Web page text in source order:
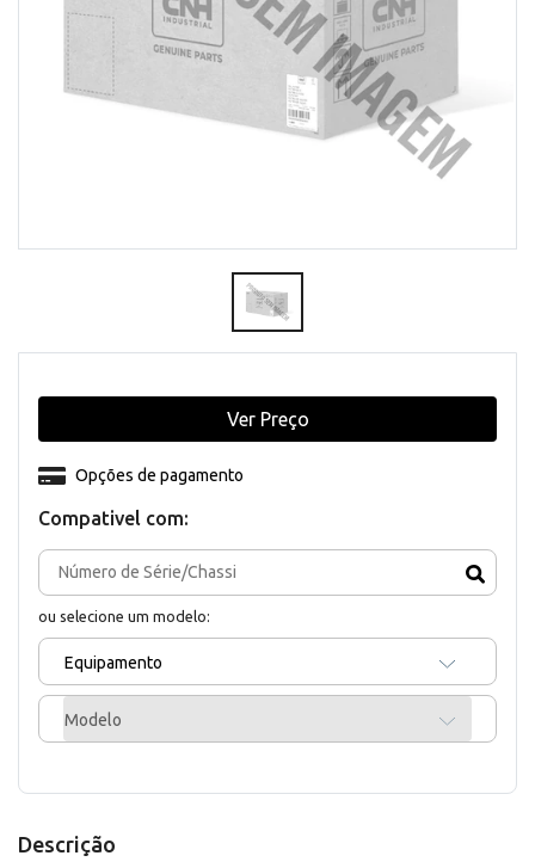
Compativel com:
ou selecione um modelo:
Equipamento
Modelo
Opções de pagamento
Ver Preço
Descrição